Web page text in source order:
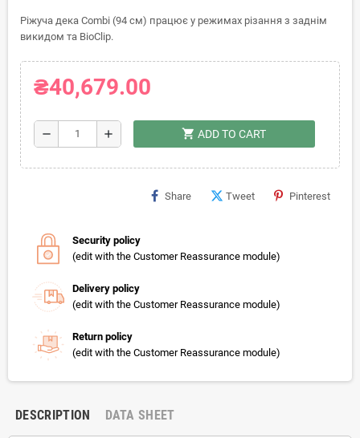
Ріжуча дека Combi (94 см) працює у режимах різання з заднім
викидом та BioClip.
₴40,679.00
remove add shopping_cart ADD TO CART
Share Tweet Pinterest
Security policy
(edit with the Customer Reassurance module)
Delivery policy
(edit with the Customer Reassurance module)
Return policy
(edit with the Customer Reassurance module)
DESCRIPTION DATA SHEET